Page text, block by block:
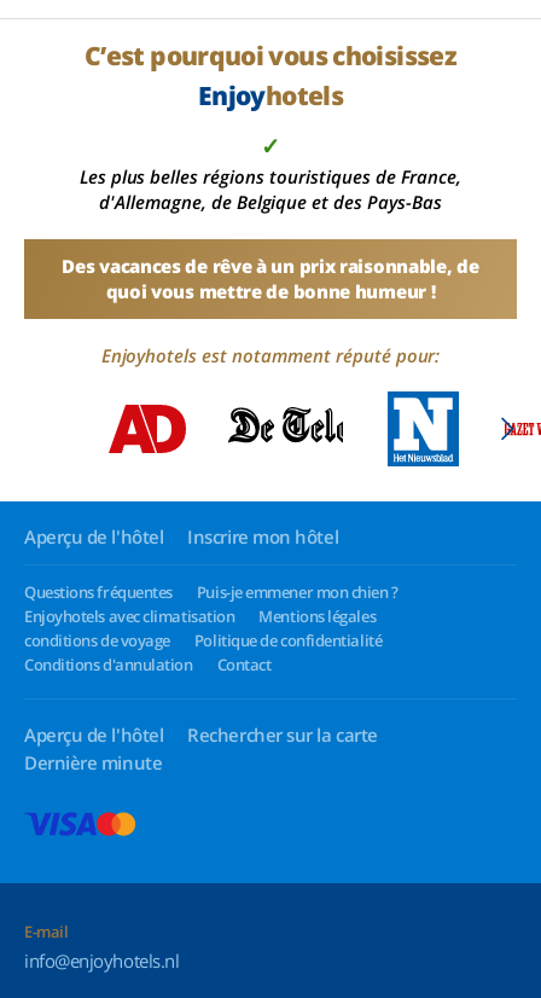
C’est pourquoi vous choisissez
Enjoyhotels
✓
Les plus belles régions touristiques de France,
d'Allemagne, de Belgique et des Pays-Bas
Des vacances de rêve à un prix raisonnable, de
quoi vous mettre de bonne humeur !
Enjoyhotels est notamment réputé pour:
Aperçu de l'hôtel Inscrire mon hôtel
Questions fréquentes
Puis-je emmener mon chien ?
Enjoyhotels avec climatisation
Mentions légales
conditions de voyage
Politique de confidentialité
Conditions d'annulation
Contact
Aperçu de l'hôtel
Rechercher sur la carte
Dernière minute
E-mail
info@enjoyhotels.nl